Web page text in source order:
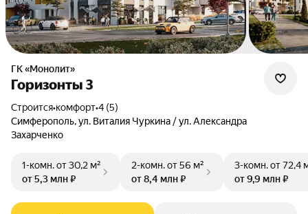
ГК «Монолит»
Горизонты 3
Строится•комфорт•4 (5)
Симферополь, ул. Виталия Чуркина / ул. Александра
Захарченко
1-комн.от 30,2 м²
от 5,3 млн ₽
2-комн.от 56 м²
от 8,4 млн ₽
3-комн.от 72,4
от 9,9 млн ₽